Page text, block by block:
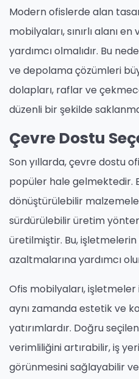
Modern ofislerde alan
mobilyaları, sınırlı alanı
yardımcı olmalıdır. Bu
ve depolama çözümleri
dolapları, raflar ve
düzenli bir şekilde
Çevre Dostu
Son yıllarda, çevre dostu
popüler hale gelmektedir.
dönüştürülebilir
sürdürülebilir üretim
üretilmiştir. Bu,
azaltmalarına yardımcı
Ofis mobilyaları,
aynı zamanda estetik ve
yatırımlardır. Doğru
verimliliğini artırabilir, iş
görünmesini sağlayabilir